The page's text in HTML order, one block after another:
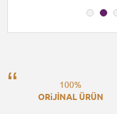
100%
ORiJİNAL ÜRÜN